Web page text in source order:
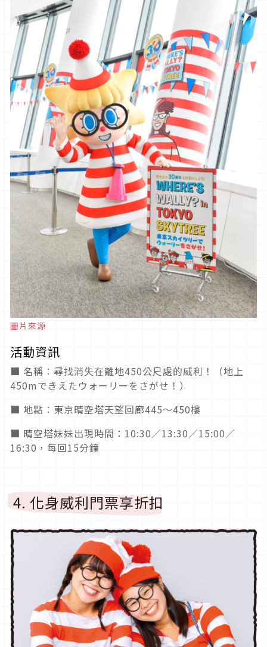
圖片來源
活動資訊
■ 名稱：尋找消失在離地450公尺處的威利！（地上
450mできえたウォーリーをさがせ！）
■ 地點：東京晴空塔天望回廊445～450樓
■ 晴空塔妹妹出現時間：10:30／13:30／15:00／
16:30，每回15分鐘
4. 化身威利門票享折扣